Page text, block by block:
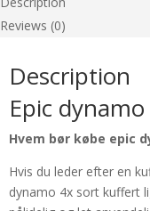
Reviews (0)
Description
Epic
Hvem bør købe epic
Hvis du leder efter en
dynamo 4x sort kuffert